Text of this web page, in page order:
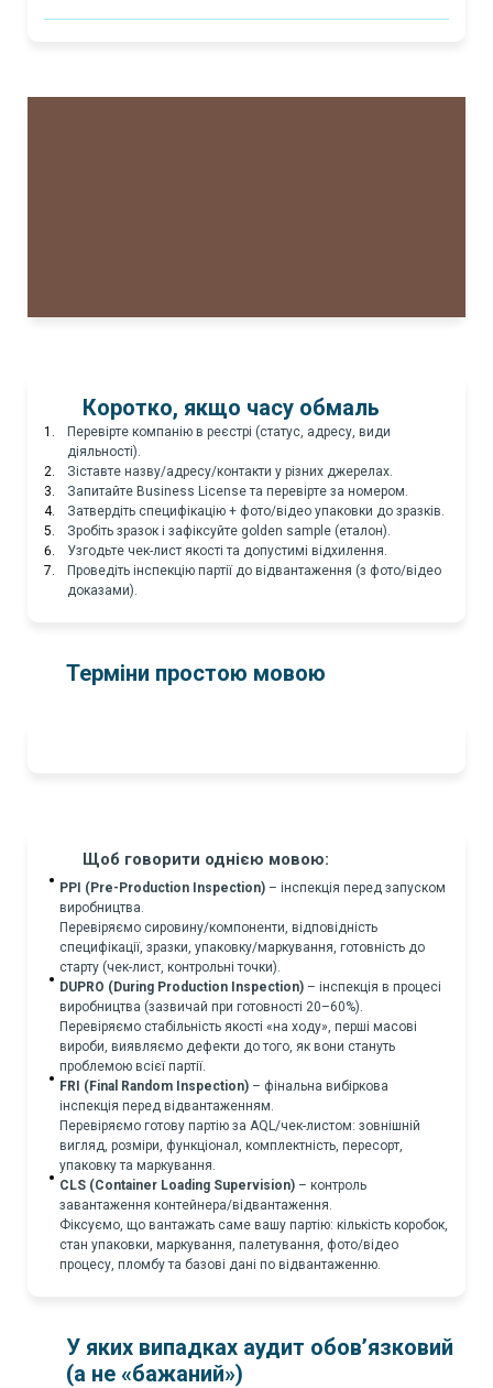
Коротко, якщо часу обмаль
Перевірте компанію в реєстрі (статус, адресу, види
діяльності).
Зіставте назву/адресу/контакти у різних джерелах.
Запитайте Business License та перевірте за номером.
Затвердіть специфікацію + фото/відео упаковки до зразків.
Зробіть зразок і зафіксуйте golden sample (еталон).
Узгодьте чек-лист якості та допустимі відхилення.
Проведіть інспекцію партії до відвантаження (з фото/відео
доказами).
Терміни простою мовою
Щоб говорити однією мовою:
PPI (Pre-Production Inspection) – інспекція перед запуском
виробництва.
Перевіряємо сировину/компоненти, відповідність
специфікації, зразки, упаковку/маркування, готовність до
старту (чек-лист, контрольні точки).
DUPRO (During Production Inspection) – інспекція в процесі
виробництва (зазвичай при готовності 20–60%).
Перевіряємо стабільність якості «на ходу», перші масові
вироби, виявляємо дефекти до того, як вони стануть
проблемою всієї партії.
FRI (Final Random Inspection) – фінальна вибіркова
інспекція перед відвантаженням.
Перевіряємо готову партію за AQL/чек-листом: зовнішній
вигляд, розміри, функціонал, комплектність, пересорт,
упаковку та маркування.
CLS (Container Loading Supervision) – контроль
завантаження контейнера/відвантаження.
Фіксуємо, що вантажать саме вашу партію: кількість коробок,
стан упаковки, маркування, палетування, фото/відео
процесу, пломбу та базові дані по відвантаженню.
У яких випадках аудит обов’язковий
(а не «бажаний»)